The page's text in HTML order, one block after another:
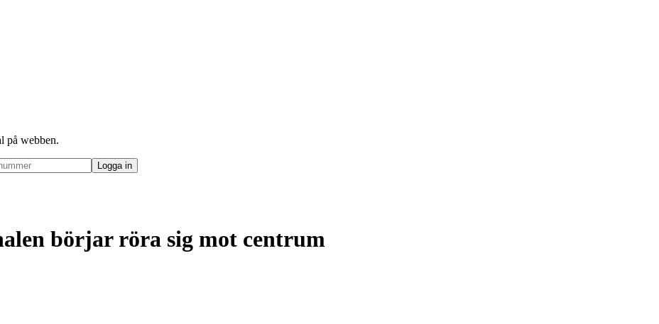
på webben.
börjar röra sig mot centrum